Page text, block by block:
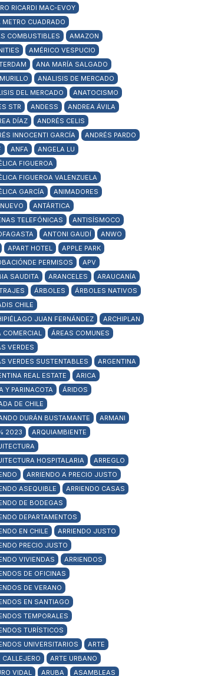
RICARDI MAC-EVOY
METRO CUADRADO
COMBUSTIBLES
AMAZON
AMÉRICO VESPUCIO
ANA MARÍA SALGADO
ANALISIS DE MERCADO
DEL MERCADO
ANATOCISMO
STR
ANDESS
ANDREA ÁVILA
DÍAZ
ANDRÉS CELIS
INNOCENTI GARCÍA
ANDRÉS PARDO
ANFA
ANGELA LU
FIGUEROA
FIGUEROA VALENZUELA
GARCÍA
ANIMADORES
ANTÁRTICA
TELEFÓNICAS
ANTISÍSMOCO
ANTONI GAUDÍ
ANWO
APART HOTEL
APPLE PARK
PERMISOS
APV
SAUDITA
ARANCELES
ARAUCANÍA
ÁRBOLES
ÁRBOLES NATIVOS
CHILE
JUAN FERNÁNDEZ
ARCHIPLAN
COMERCIAL
ÁREAS COMUNES
VERDES
VERDES SUSTENTABLES
ARGENTINA
REAL ESTATE
ARICA
Y PARINACOTA
ÁRIDOS
DE CHILE
DURÁN BUSTAMANTE
ARMANI
2023
ARQUIAMBIENTE
HOSPITALARIA
ARREGLO
ARRIENDO A PRECIO JUSTO
ASEQUIBLE
ARRIENDO CASAS
DE BODEGAS
DEPARTAMENTOS
EN CHILE
ARRIENDO JUSTO
PRECIO JUSTO
VIVIENDAS
ARRIENDOS
DE OFICINAS
DE VERANO
EN SANTIAGO
TEMPORALES
TURÍSTICOS
UNIVERSITARIOS
ARTE
CALLEJERO
ARTE URBANO
VIDAL
ARUBA ASAMBLEAS